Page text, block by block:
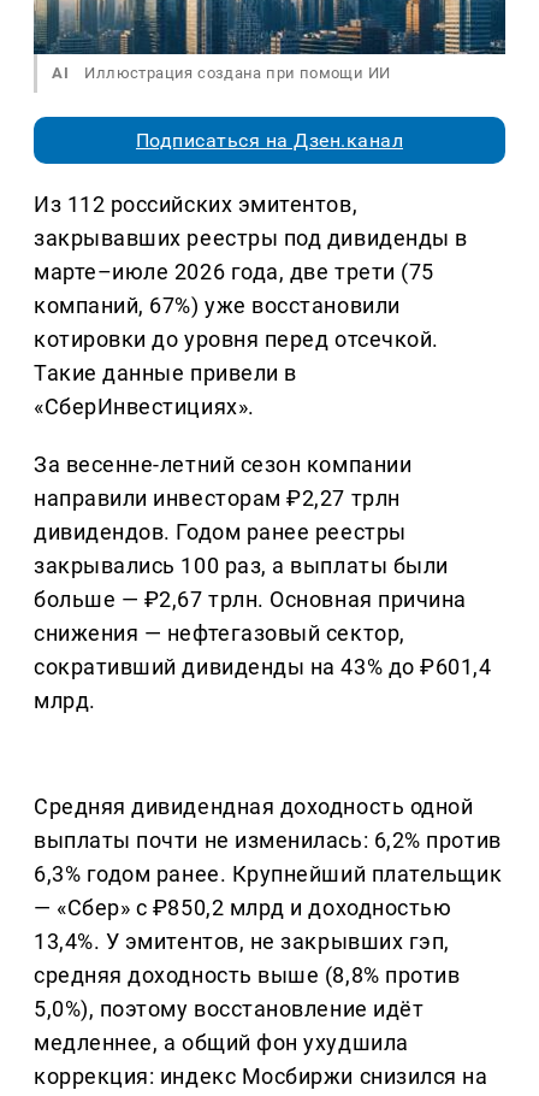
AI Иллюстрация создана при помощи ИИ
Подписаться на Дзен.канал
Из 112 российских эмитентов,
закрывавших реестры под дивиденды в
марте–июле 2026 года, две трети (75
компаний, 67%) уже восстановили
котировки до уровня перед отсечкой.
Такие данные привели в
«СберИнвестициях».
За весенне-летний сезон компании
направили инвесторам ₽2,27 трлн
дивидендов. Годом ранее реестры
закрывались 100 раз, а выплаты были
больше — ₽2,67 трлн. Основная причина
снижения — нефтегазовый сектор,
сокративший дивиденды на 43% до ₽601,4
млрд.
Средняя дивидендная доходность одной
выплаты почти не изменилась: 6,2% против
6,3% годом ранее. Крупнейший плательщик
— «Сбер» с ₽850,2 млрд и доходностью
13,4%. У эмитентов, не закрывших гэп,
средняя доходность выше (8,8% против
5,0%), поэтому восстановление идёт
медленнее, а общий фон ухудшила
коррекция: индекс Мосбиржи снизился на